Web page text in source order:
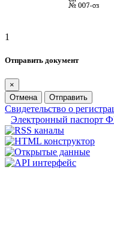
1
Отправить документ
×
Отмена
Отправить
Свидетельство о
Электронный паспорт